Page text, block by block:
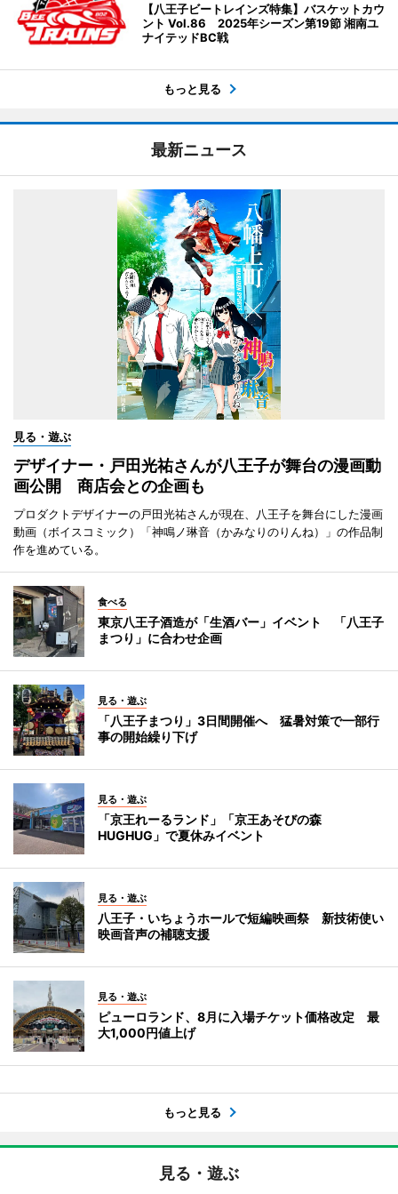
【八王子ビートレインズ特集】バスケットカウ
ント Vol.86 2025年シーズン第19節 湘南ユ
ナイテッドBC戦
もっと見る
最新ニュース
見る・遊ぶ
デザイナー・戸田光祐さんが八王子が舞台の漫画動
画公開 商店会との企画も
プロダクトデザイナーの戸田光祐さんが現在、八王子を舞台にした漫画
動画（ボイスコミック）「神鳴ノ琳音（かみなりのりんね）」の作品制
作を進めている。
食べる
東京八王子酒造が「生酒バー」イベント 「八王子
まつり」に合わせ企画
見る・遊ぶ
「八王子まつり」3日間開催へ 猛暑対策で一部行
事の開始繰り下げ
見る・遊ぶ
「京王れーるランド」「京王あそびの森
HUGHUG」で夏休みイベント
見る・遊ぶ
八王子・いちょうホールで短編映画祭 新技術使い
映画音声の補聴支援
見る・遊ぶ
ピューロランド、8月に入場チケット価格改定 最
大1,000円値上げ
もっと見る
見る・遊ぶ